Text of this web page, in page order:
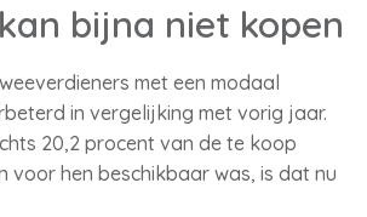
bijna niet kopen
met een modaal
in vergelijking met vorig jaar.
20,2 procent van de te koop
voor hen beschikbaar was, is dat nu